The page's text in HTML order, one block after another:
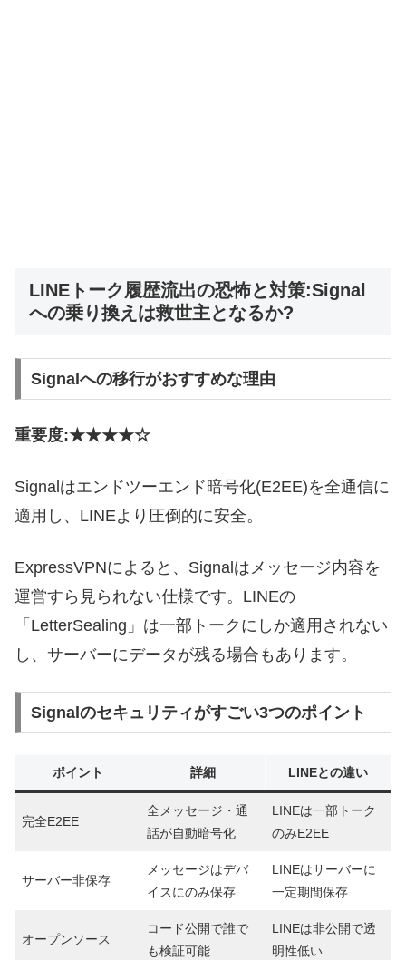
LINEトーク履歴流出の恐怖と対策:Signal
への乗り換えは救世主となるか?
Signalへの移行がおすすめな理由
重要度:★★★★☆
Signalはエンドツーエンド暗号化(E2EE)を全通信に
適用し、LINEより圧倒的に安全。
ExpressVPNによると、Signalはメッセージ内容を
運営すら見られない仕様です。LINEの
「LetterSealing」は一部トークにしか適用されない
し、サーバーにデータが残る場合もあります。
Signalのセキュリティがすごい3つのポイント
ポイント 詳細 LINEとの違い
完全E2EE
全メッセージ・通
話が自動暗号化
LINEは一部トーク
のみE2EE
サーバー非保存
メッセージはデバ
イスにのみ保存
LINEはサーバーに
一定期間保存
オープンソース
コード公開で誰で
も検証可能
LINEは非公開で透
明性低い